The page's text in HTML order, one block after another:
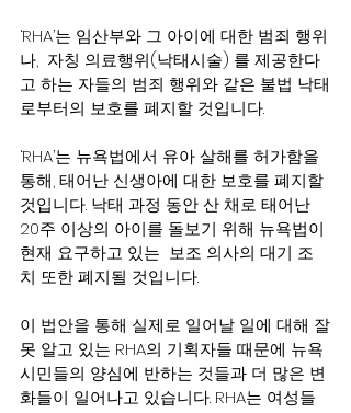
‘RHA’는 임산부와 그 아이에 대한 범죄 행위
나,  자칭 의료행위(낙태시술) 를 제공한다
고 하는 자들의 범죄 행위와 같은 불법 낙태
로부터의 보호를 폐지할 것입니다.
‘RHA’는 뉴욕법에서 유아 살해를 허가함을
통해, 태어난 신생아에 대한 보호를 폐지할
것입니다. 낙태 과정 동안 산 채로 태어난
20주 이상의 아이를 돌보기 위해 뉴욕법이
현재 요구하고 있는  보조 의사의 대기 조
치 또한 폐지될 것입니다.
이 법안을 통해 실제로 일어날 일에 대해 잘
못 알고 있는 RHA의 기획자들 때문에 뉴욕
시민들의 양심에 반하는 것들과 더 많은 변
화들이 일어나고 있습니다. RHA는 여성들